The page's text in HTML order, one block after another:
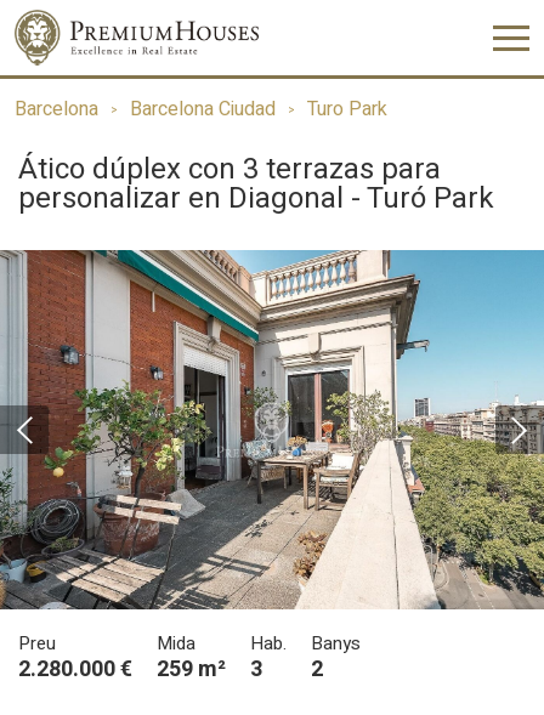
Barcelona Barcelona Ciudad Turo Park
Ático dúplex con 3 terrazas para
personalizar en Diagonal - Turó Park
Preu
2.280.000 €
Mida
259 m²
Hab.
3
Banys
2